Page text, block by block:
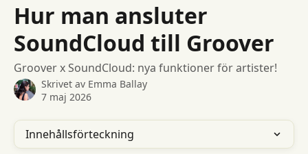
Hur man ansluter
SoundCloud till Groover
Groover x SoundCloud: nya funktioner för artister!
Skrivet av Emma Ballay
7 maj 2026
Innehållsförteckning